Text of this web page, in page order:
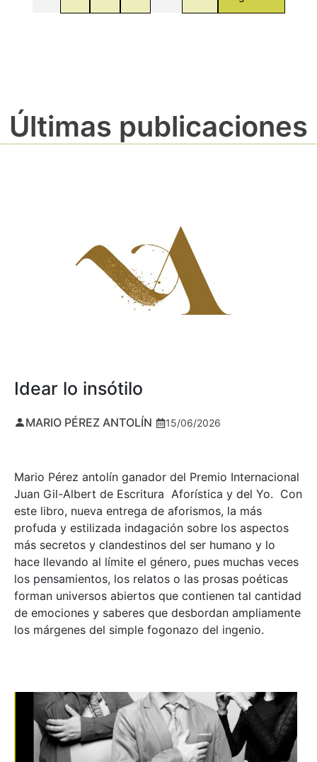
Últimas publicaciones
Idear lo insótilo
MARIO PÉREZ ANTOLÍN 15/06/2026
Mario Pérez antolín ganador del Premio Internacional
Juan Gil-Albert de Escritura Aforística y del Yo. Con
este libro, nueva entrega de aforismos, la más
profuda y estilizada indagación sobre los aspectos
más secretos y clandestinos del ser humano y lo
hace llevando al límite el género, pues muchas veces
los pensamientos, los relatos o las prosas poéticas
forman universos abiertos que contienen tal cantidad
de emociones y saberes que desbordan ampliamente
los márgenes del simple fogonazo del ingenio.